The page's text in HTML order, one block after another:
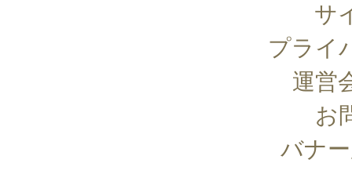
サ
プライ
運営
お
バナ